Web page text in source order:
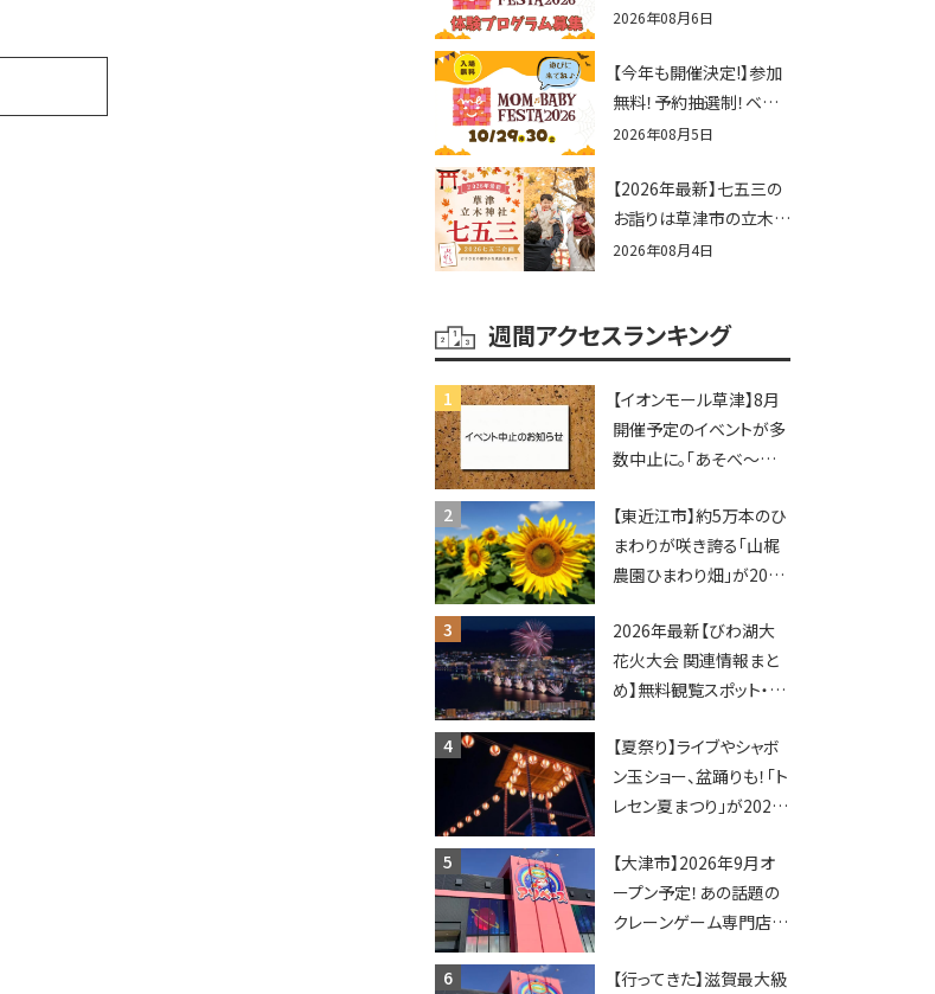
ログラム募集♪赤ちゃん
せんか？
2026年08月6日
【今年も開催決定!】参加
無料！予約抽選制！ベビ
ーファミリー必見☆入場
ママベビーフェスタ
2026！親子で楽しもう
♪inピエリ守山
2026年08月5日
【2026年最新】七五三の
お詣りは草津市の立木神
社へ♪七五三お祝い企
2026年08月4日
週間アクセスランキング
【イオンモール草津】8月
開催予定のイベントが多
数中止に。「あそべ〜る
ショーなど
【東近江市】約5万本のひ
まわりが咲き誇る「山梶
農園ひまわり畑」が2026
ポットやキッチンカーも
登場！何度も入園できる
フリーパスも販売★
2026年最新【びわ湖大
花火大会 関連情報まと
め】無料観覧スポット・同
ップ・交通規制に近隣施
設の駐車場情報なども
要チェック★
【夏祭り】ライブやシャボ
ン玉ショー、盆踊りも！「ト
レセン夏まつり」が2026
【大津市】2026年9月オ
ープン予定！あの話題の
クレーンゲーム専門店
ってくる！豊郷店に続く滋
【行ってきた】滋賀最大級